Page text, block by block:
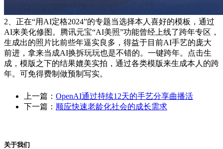
2、正在“用AI定格2024”的专题当选择本人喜好的模板，通过
AI来美化修图。腾讯元宝“AI美照”功能曾经上线了跨年专区，
生成出的照片比前些年逼实良多，得益于目前AI手艺的庞大
前进，拿来当成AI换拆玩玩也是不错的。一键跨年。点击生
成，模版之下的结果媲美实拍，通过各类模版来生成本人的跨
年。可免得费制做预制写实。
上一篇： OpenAI通过持续12天的手艺分享曲播活
下一篇： 顺应快速老龄化社会的成长需求
关于我们